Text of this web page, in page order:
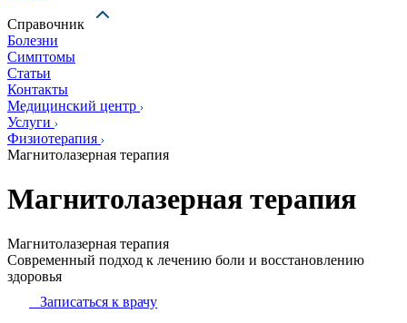
Справочник
Болезни
Симптомы
Статьи
Контакты
Медицинский центр
Услуги
Физиотерапия
Магнитолазерная терапия
Магнитолазерная терапия
Магнитолазерная терапия
Современный подход к лечению боли и восстановлению
здоровья
Записаться к врачу